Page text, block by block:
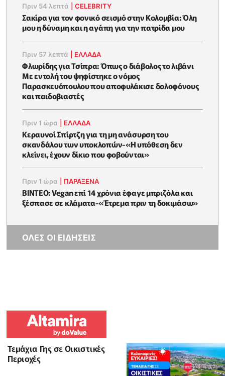
Πριν 54 λεπτά |CELEBRITY
Σακίρα για τον φονικό σεισμό στην Κολομβία: Όλη
μου η δύναμη και η αγάπη για την πατρίδα μου
Πριν 57 λεπτά ΕΛΛΑΔΑ
Φλωρίδης για Τσίπρα: Όπως ο διάβολος το λιβάνι
Με εντολή του ψηφίστηκε ο νόμος
Παρασκευόπουλου που αποφυλάκισε δολοφόνους
και παιδοβιαστές
Πριν 1 ώρα ΕΛΛΑΔΑ
Κεραυνοί Σπίρτζη για τη μη ανάσυρση του
σκανδάλου των υποκλοπών-«Η υπόθεση δεν
κλείνει, έχουν δίκιο που φοβούνται»
Πριν 1 ώρα ΠΑΡΑΞΕΝΑ
ΒΙΝΤΕΟ: Vegan επί 14 χρόνια έφαγε μπριζόλα και
ξέσπασε σε κλάματα-«Έτρεμα πριν τη δοκιμάσω»
ΟΛΕΣ ΟΙ ΕΙΔΗΣΕΙΣ
Τεμάχια Γης σε Οικιστικές
Περιοχές